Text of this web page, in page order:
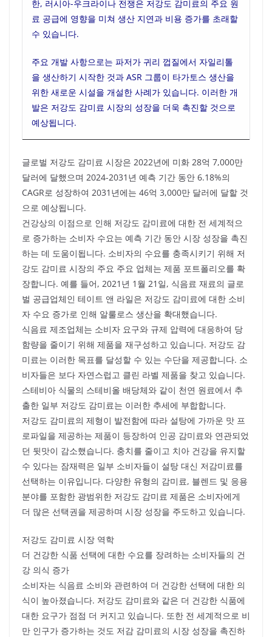
한, 러시아-우크라이나 전쟁은 저강도 감미료의 주요 원
료 공급에 영향을 미쳐 생산 지연과 비용 증가를 초래할
수 있습니다.
주요 개발 사항으로는 파저가 귀리 껍질에서 자일리톨
을 생산하기 시작한 것과 ASR 그룹이 타가토스 생산을
위한 새로운 시설을 개설한 사례가 있습니다. 이러한 개
발은 저강도 감미료 시장의 성장을 더욱 촉진할 것으로
예상됩니다.
글로벌 저강도 감미료 시장은 2022년에 미화 28억 7,000만
달러에 달했으며 2024-2031년 예측 기간 동안 6.18%의
CAGR로 성장하여 2031년에는 46억 3,000만 달러에 달할 것
으로 예상됩니다.
건강상의 이점으로 인해 저강도 감미료에 대한 전 세계적으
로 증가하는 소비자 수요는 예측 기간 동안 시장 성장을 촉진
하는 데 도움이됩니다. 소비자의 수요를 충족시키기 위해 저
강도 감미료 시장의 주요 주요 업체는 제품 포트폴리오를 확
장합니다. 예를 들어, 2021년 1월 21일, 식음료 재료의 글로
벌 공급업체인 테이트 앤 라일은 저강도 감미료에 대한 소비
자 수요 증가로 인해 알룰로스 생산을 확대했습니다.
식음료 제조업체는 소비자 요구와 규제 압력에 대응하여 당
함량을 줄이기 위해 제품을 재구성하고 있습니다. 저강도 감
미료는 이러한 목표를 달성할 수 있는 수단을 제공합니다. 소
비자들은 보다 자연스럽고 클린 라벨 제품을 찾고 있습니다.
스테비아 식물의 스테비올 배당체와 같이 천연 원료에서 추
출한 일부 저강도 감미료는 이러한 추세에 부합합니다.
저강도 감미료의 제형이 발전함에 따라 설탕에 가까운 맛 프
로파일을 제공하는 제품이 등장하여 인공 감미료와 연관되었
던 뒷맛이 감소했습니다. 충치를 줄이고 치아 건강을 유지할
수 있다는 잠재력은 일부 소비자들이 설탕 대신 저감미료를
선택하는 이유입니다. 다양한 유형의 감미료, 블렌드 및 응용
분야를 포함한 광범위한 저강도 감미료 제품은 소비자에게
더 많은 선택권을 제공하며 시장 성장을 주도하고 있습니다.
저강도 감미료 시장 역학
더 건강한 식품 선택에 대한 수요를 장려하는 소비자들의 건
강 의식 증가
소비자는 식음료 소비와 관련하여 더 건강한 선택에 대한 의
식이 높아졌습니다. 저강도 감미료와 같은 더 건강한 식품에
대한 요구가 점점 더 커지고 있습니다. 또한 전 세계적으로 비
만 인구가 증가하는 것도 저감 감미료의 시장 성장을 촉진하